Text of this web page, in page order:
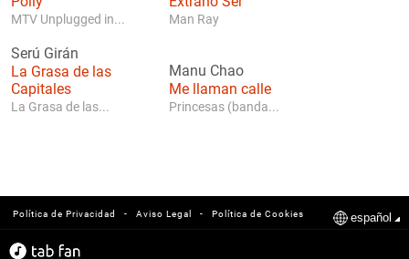
MTV Unplugged in... Man Ray
Serú Girán
La Grasa de las
Capitales
La Grasa de las...
Manu Chao
Me llaman calle
Princesas (banda...
Política de Cookies
-
Aviso Legal
-
Política de Privacidad español